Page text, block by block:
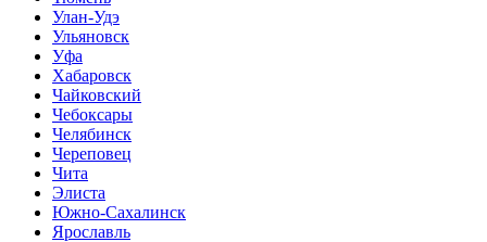
Улан-Удэ
Ульяновск
Уфа
Хабаровск
Чайковский
Чебоксары
Челябинск
Череповец
Чита
Элиста
Южно-Сахалинск
Ярославль